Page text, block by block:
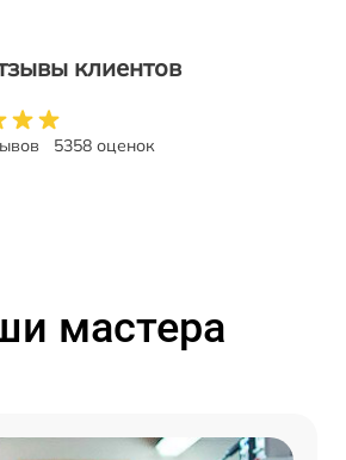
клиентов
5358 оценок
мастера